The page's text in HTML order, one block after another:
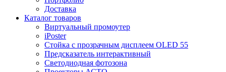
Доставка
Каталог товаров
Виртуальный промоутер
iPoster
Стойка с прозрачным дисплеем OLED 55
Предсказатель интерактивный
Светодиодная фотозона